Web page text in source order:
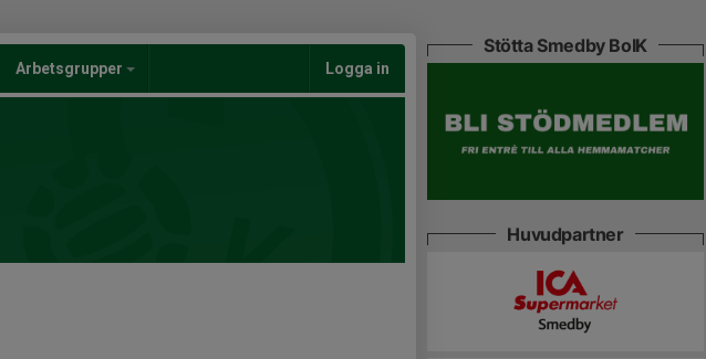
Arbetsgrupper Logga in
Stötta Smedby BoIK
Huvudpartner